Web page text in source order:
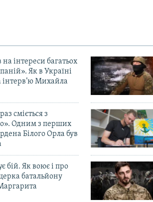
інтереси багатьох
Як в Україні
інтерв’ю Михайла
сміється з
Одним з перших
Білого Орла був
бій. Як воює і про
батальйону